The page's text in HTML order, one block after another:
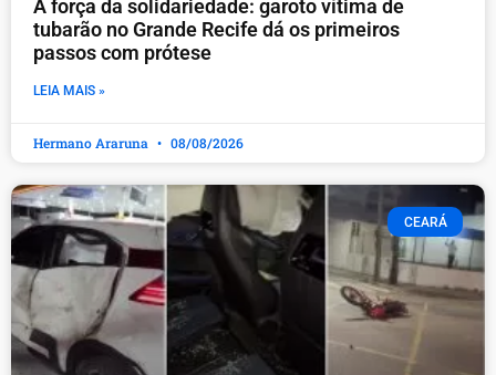
A força da solidariedade: garoto vítima de
tubarão no Grande Recife dá os primeiros
passos com prótese
LEIA MAIS »
Hermano Araruna 08/08/2026
CEARÁ